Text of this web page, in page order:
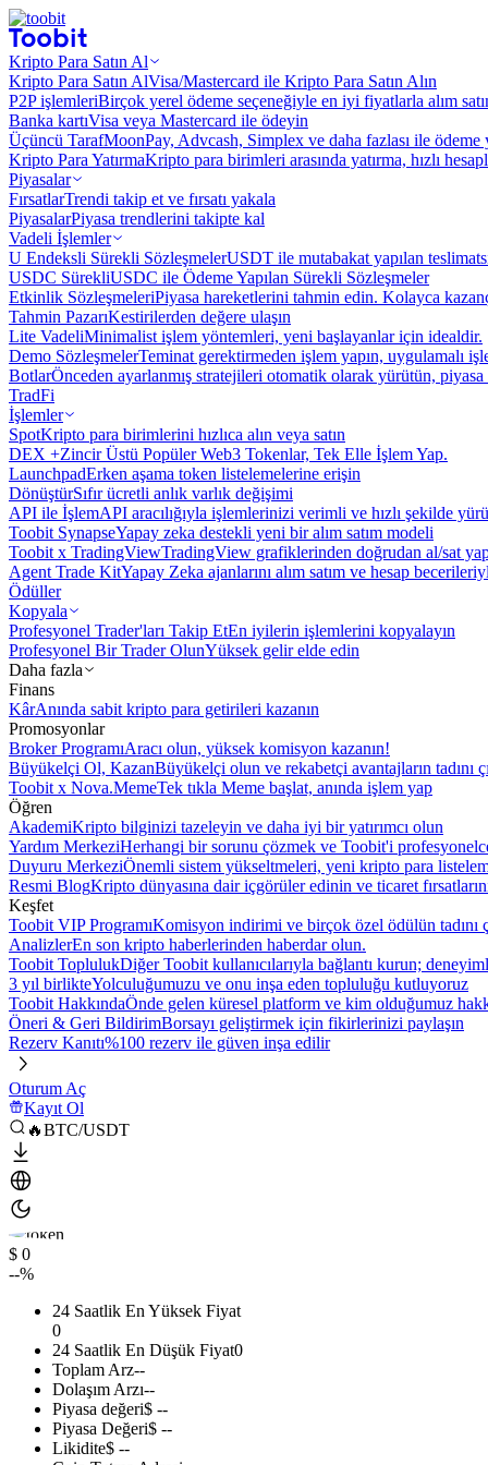
Kripto Para Satın Al
Kripto Para Satın AlVisa/Mastercard ile Kripto Para Satın Alın
P2P işlemleriBirçok yerel ödeme seçeneğiyle en iyi fiyatlarla alım
Banka kartıVisa veya Mastercard ile ödeyin
Üçüncü TarafMoonPay, Advcash, Simplex ve daha fazlası ile ödeme
Kripto Para YatırmaKripto para birimleri arasında yatırma, hızlı
Piyasalar
FırsatlarTrendi takip et ve fırsatı yakala
PiyasalarPiyasa trendlerini takipte kal
Vadeli İşlemler
U Endeksli Sürekli SözleşmelerUSDT ile mutabakat yapılan
USDC SürekliUSDC ile Ödeme Yapılan Sürekli Sözleşmeler
Etkinlik SözleşmeleriPiyasa hareketlerini tahmin edin. Kolayca
Tahmin PazarıKestirilerden değere ulaşın
Lite VadeliMinimalist işlem yöntemleri, yeni başlayanlar için idealdir.
Demo SözleşmelerTeminat gerektirmeden işlem yapın, uygulamalı
BotlarÖnceden ayarlanmış stratejileri otomatik olarak yürütün, piyasa
TradFi
İşlemler
SpotKripto para birimlerini hızlıca alın veya satın
DEX +Zincir Üstü Popüler Web3 Tokenlar, Tek Elle İşlem Yap.
LaunchpadErken aşama token listelemelerine erişin
DönüştürSıfır ücretli anlık varlık değişimi
API ile İşlemAPI aracılığıyla işlemlerinizi verimli ve hızlı şekilde
Toobit SynapseYapay zeka destekli yeni bir alım satım modeli
Toobit x TradingViewTradingView grafiklerinden doğrudan al/sat
Agent Trade KitYapay Zeka ajanlarını alım satım ve hesap
Ödüller
Kopyala
Profesyonel Trader'ları Takip EtEn iyilerin işlemlerini kopyalayın
Profesyonel Bir Trader OlunYüksek gelir elde edin
Daha fazla
Finans
KârAnında sabit kripto para getirileri kazanın
Promosyonlar
Broker ProgramıAracı olun, yüksek komisyon kazanın!
Büyükelçi Ol, KazanBüyükelçi olun ve rekabetçi avantajların tadını
Toobit x Nova.MemeTek tıkla Meme başlat, anında işlem yap
Öğren
AkademiKripto bilginizi tazeleyin ve daha iyi bir yatırımcı olun
Yardım MerkeziHerhangi bir sorunu çözmek ve Toobit'i
Duyuru MerkeziÖnemli sistem yükseltmeleri, yeni kripto para
Resmi BlogKripto dünyasına dair içgörüler edinin ve ticaret
Keşfet
Toobit VIP ProgramıKomisyon indirimi ve birçok özel ödülün tadını
AnalizlerEn son kripto haberlerinden haberdar olun.
Toobit ToplulukDiğer Toobit kullanıcılarıyla bağlantı kurun;
3 yıl birlikteYolculuğumuzu ve onu inşa eden topluluğu kutluyoruz
Toobit HakkındaÖnde gelen küresel platform ve kim olduğumuz
Öneri & Geri BildirimBorsayı geliştirmek için fikirlerinizi paylaşın
Rezerv Kanıtı%100 rezerv ile güven inşa edilir
Oturum Aç
Kayıt Ol
🔥BTC/USDT
$ 0
--%
24 Saatlik En Yüksek Fiyat
0
24 Saatlik En Düşük Fiyat0
Toplam Arz--
Dolaşım Arzı--
Piyasa değeri$ --
Piyasa Değeri$ --
Likidite$ --